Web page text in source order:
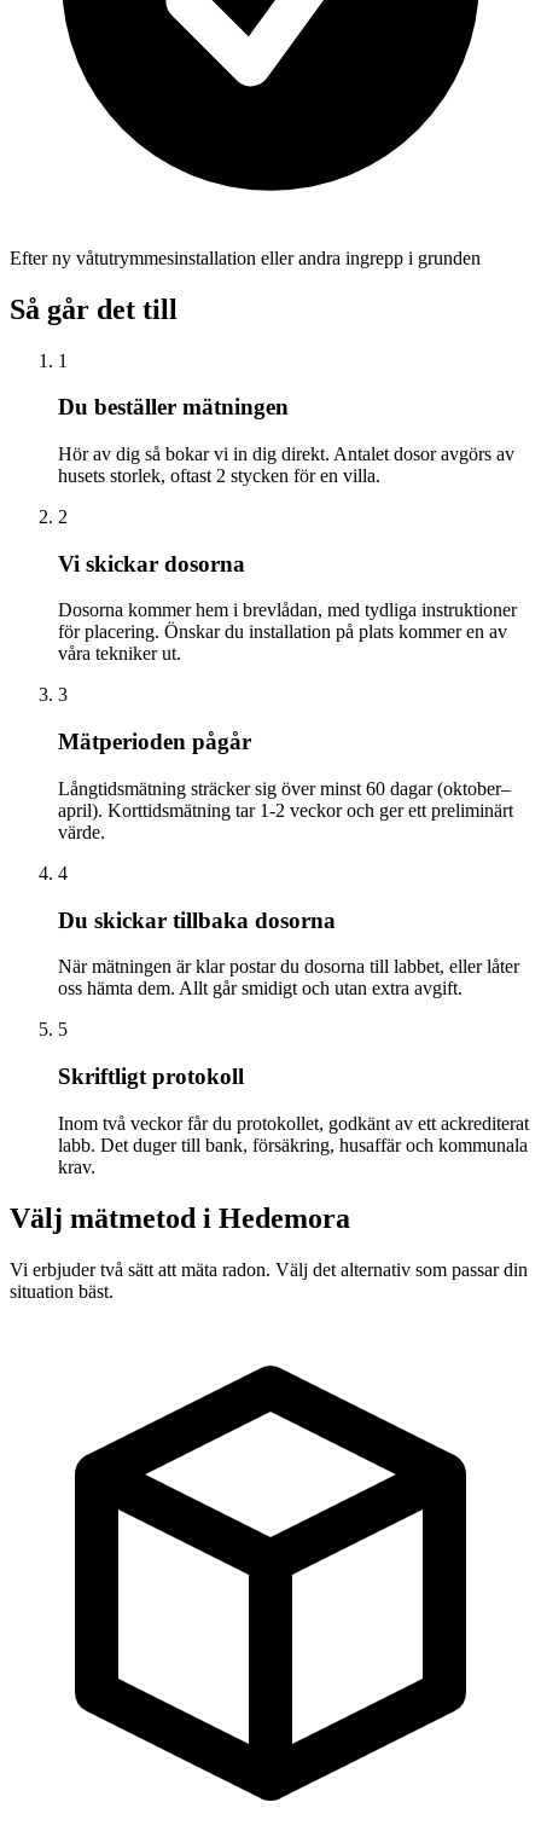
Efter ny våtutrymmesinstallation eller andra ingrepp i grunden
Så går det till
1
Du beställer mätningen
Hör av dig så bokar vi in dig direkt. Antalet dosor avgörs av
husets storlek, oftast 2 stycken för en villa.
2
Vi skickar dosorna
Dosorna kommer hem i brevlådan, med tydliga instruktioner
för placering. Önskar du installation på plats kommer en av
våra tekniker ut.
3
Mätperioden pågår
Långtidsmätning sträcker sig över minst 60 dagar (oktober–
april). Korttidsmätning tar 1-2 veckor och ger ett preliminärt
värde.
4
Du skickar tillbaka dosorna
När mätningen är klar postar du dosorna till labbet, eller låter
oss hämta dem. Allt går smidigt och utan extra avgift.
5
Skriftligt protokoll
Inom två veckor får du protokollet, godkänt av ett ackrediterat
labb. Det duger till bank, försäkring, husaffär och kommunala
krav.
Välj mätmetod i Hedemora
Vi erbjuder två sätt att mäta radon. Välj det alternativ som passar din
situation bäst.